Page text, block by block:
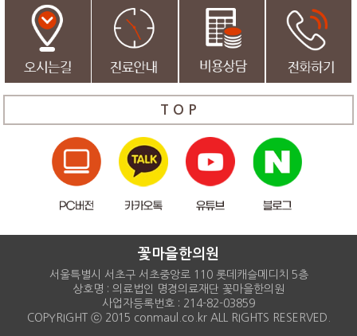
T O P
꽃마을한의원
서울특별시 서초구 서초중앙로 110 롯데캐슬메디치 5층
상호명 : 의료법인 명경의료재단 꽃마을한의원
사업자등록번호 : 214-82-03859
COPYRIGHT ⓒ 2015 conmaul.co.kr ALL RIGHTS RESERVED.